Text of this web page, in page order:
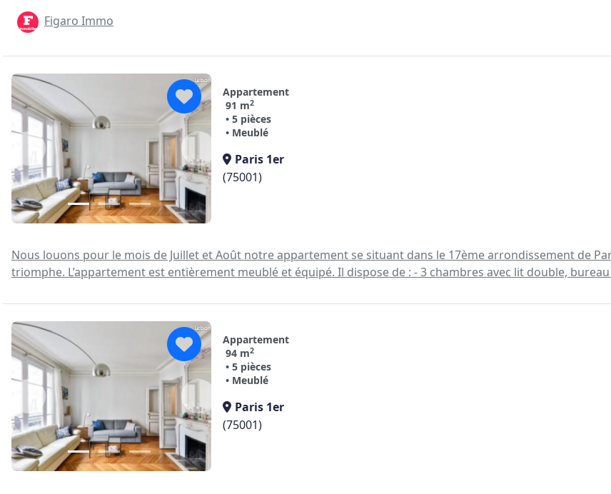
Figaro Immo
Appartement
91 m2
• 5 pièces
• Meublé
Paris 1er
(75001)
Nous louons pour le mois de Juillet et Août notre appartement se situant dans le 17ème arrondissement de
triomphe. L’appartement est entièrement meublé et équipé. Il dispose de : - 3 chambres avec lit double,
Appartement
94 m2
• 5 pièces
• Meublé
Paris 1er
(75001)